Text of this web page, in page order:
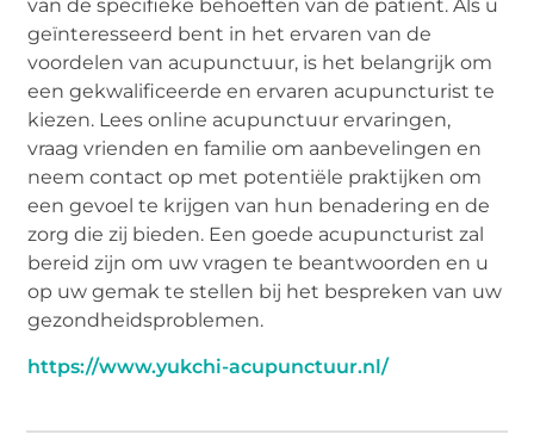
van de specifieke behoeften van de patiënt. Als u
geïnteresseerd bent in het ervaren van de
voordelen van acupunctuur, is het belangrijk om
een gekwalificeerde en ervaren acupuncturist te
kiezen. Lees online acupunctuur ervaringen,
vraag vrienden en familie om aanbevelingen en
neem contact op met potentiële praktijken om
een gevoel te krijgen van hun benadering en de
zorg die zij bieden. Een goede acupuncturist zal
bereid zijn om uw vragen te beantwoorden en u
op uw gemak te stellen bij het bespreken van uw
gezondheidsproblemen.
https://www.yukchi-acupunctuur.nl/